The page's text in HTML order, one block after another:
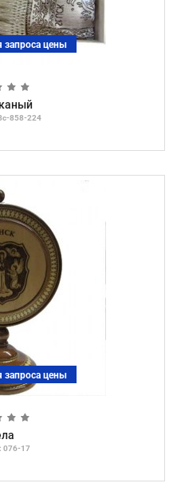
858-224
запроса цены
076-17
запроса цены